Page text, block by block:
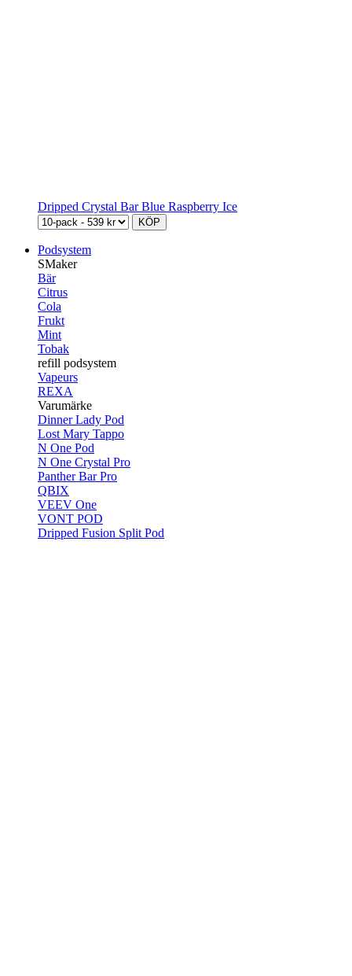
Dripped Crystal Bar Blue Raspberry Ice
KÖP
Podsystem
SMaker
Bär
Citrus
Cola
Frukt
Mint
Tobak
refill podsystem
Vapeurs
REXA
Varumärke
Dinner Lady Pod
Lost Mary Tappo
N One Pod
N One Crystal Pro
Panther Bar Pro
QBIX
VEEV One
VONT POD
Dripped Fusion Split Pod